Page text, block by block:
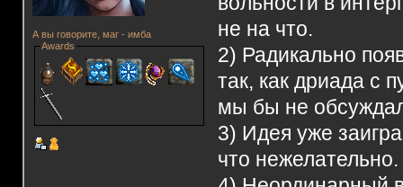
А вы говорите, маг - имба
Awards
не на что.
2) Радикально
так, как дриада с
мы бы не
3) Идея уже
что